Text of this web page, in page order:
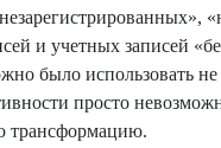
и учетных записей
было использовать
просто
трансформацию.